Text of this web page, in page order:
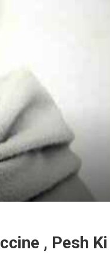
, Pesh Ki